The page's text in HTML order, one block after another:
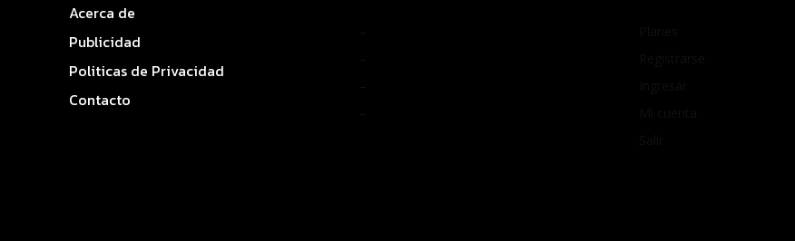
Acerca de
Publicidad
Politicas de Privacidad
Contacto